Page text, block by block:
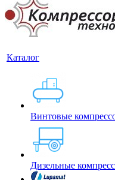
Каталог
Винтовые
Дизельные